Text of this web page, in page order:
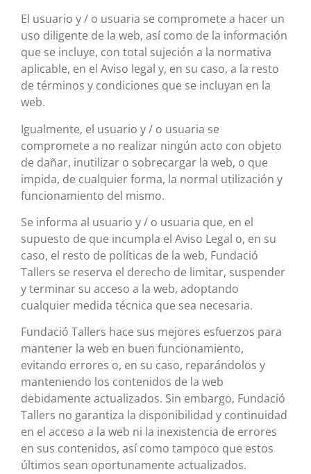
El usuario y / o usuaria se compromete a hacer un
uso diligente de la web, así como de la información
que se incluye, con total sujeción a la normativa
aplicable, en el Aviso legal y, en su caso, a la resto
de términos y condiciones que se incluyan en la
web.
Igualmente, el usuario y / o usuaria se
compromete a no realizar ningún acto con objeto
de dañar, inutilizar o sobrecargar la web, o que
impida, de cualquier forma, la normal utilización y
funcionamiento del mismo.
Se informa al usuario y / o usuaria que, en el
supuesto de que incumpla el Aviso Legal o, en su
caso, el resto de políticas de la web, Fundació
Tallers se reserva el derecho de limitar, suspender
y terminar su acceso a la web, adoptando
cualquier medida técnica que sea necesaria.
Fundació Tallers hace sus mejores esfuerzos para
mantener la web en buen funcionamiento,
evitando errores o, en su caso, reparándolos y
manteniendo los contenidos de la web
debidamente actualizados. Sin embargo, Fundació
Tallers no garantiza la disponibilidad y continuidad
en el acceso a la web ni la inexistencia de errores
en sus contenidos, así como tampoco que estos
últimos sean oportunamente actualizados.